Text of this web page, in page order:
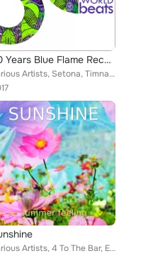
30 Years Blue Flame Records -World Beats
Various Artists, Setona, Timna Brauer & Elias Meiri Enesmble, Suthukazi Arosi, Agua Loca, Brother Resistance, Cosmic Orient, Mac...
Various Artists, 4 To The Bar, ESO ES, JB 59, Sphere, Agua Loca, Dubdiver, Elisa Waut, Lenny MacDowell, Don Shiva, Kleopas, Boss...